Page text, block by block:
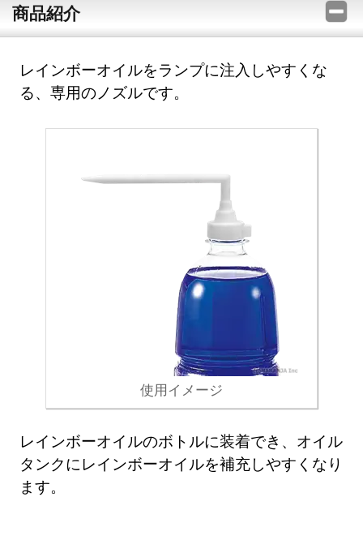
商品紹介
レインボーオイルをランプに注入しやすくな
る、専用のノズルです。
使用イメージ
レインボーオイルのボトルに装着でき、オイル
タンクにレインボーオイルを補充しやすくなり
ます。